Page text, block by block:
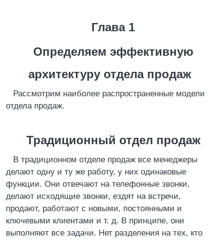
Глава 1
Определяем эффективную
архитектуру отдела продаж
Рассмотрим наиболее распространенные модели
отдела продаж.
Традиционный отдел продаж
В традиционном отделе продаж все менеджеры
делают одну и ту же работу, у них одинаковые
функции. Они отвечают на телефонные звонки,
делают исходящие звонки, ездят на встречи,
продают, работают с новыми, постоянными и
ключевыми клиентами и т. д. В принципе, они
выполняют все задачи. Нет разделения на тех, кто